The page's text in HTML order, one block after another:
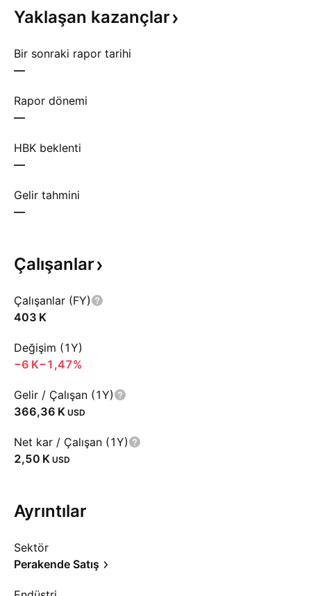
Yaklaşan kazançlar
Bir sonraki rapor tarihi
—
Rapor dönemi
—
HBK beklenti
—
Gelir tahmini
—
Çalışanlar
Çalışanlar (FY)
‪403 K‬
Değişim (1Y)
‪−6 K‬−1,47%
Gelir / Çalışan (1Y)
‪366,36 K‬ USD
Net kar / Çalışan (1Y)
‪2,50 K‬ USD
Ayrıntılar
Sektör
Perakende Satış